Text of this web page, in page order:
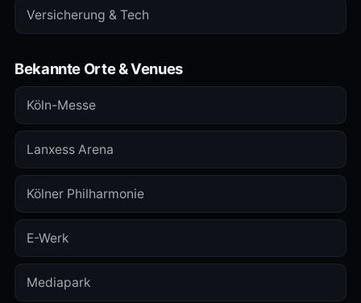
Versicherung & Tech
Bekannte Orte & Venues
Köln-Messe
Lanxess Arena
Kölner Philharmonie
E-Werk
Mediapark